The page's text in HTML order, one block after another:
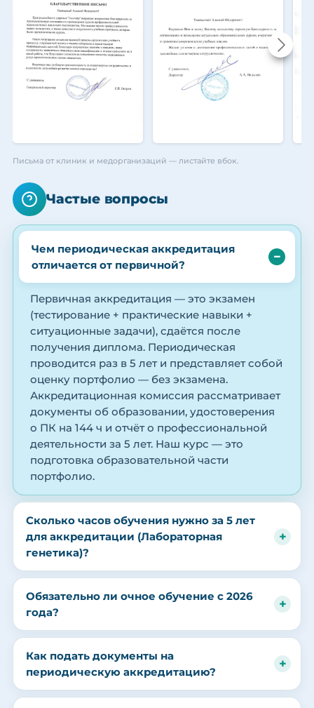
Письма от клиник и медорганизаций — листайте вбок.
Частые вопросы
Чем периодическая аккредитация
отличается от первичной?
Первичная аккредитация — это экзамен
(тестирование + практические навыки +
ситуационные задачи), сдаётся после
получения диплома. Периодическая
проводится раз в 5 лет и представляет собой
оценку портфолио — без экзамена.
Аккредитационная комиссия рассматривает
документы об образовании, удостоверения
о ПК на 144 ч и отчёт о профессиональной
деятельности за 5 лет. Наш курс — это
подготовка образовательной части
портфолио.
Сколько часов обучения нужно за 5 лет
для аккредитации (Лабораторная
генетика)?
Обязательно ли очное обучение с 2026
года?
Как подать документы на
периодическую аккредитацию?